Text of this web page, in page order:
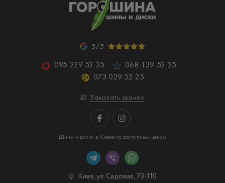
5/5
095 229 52 25
068 139 52 25
073 029 52 25
Заказать звонок
Шины и диски в Киеве по доступным ценам
Киев, ул. Садовая, 70-110